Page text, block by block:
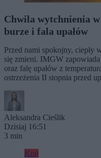
Chwila wytchnienia w
burze i fala upałów
Przed nami spokojny, ciepły
się zmieni. IMGW
oraz falę upałów z
ostrzeżenia II stopnia przed
Aleksandra Cieślik
Dzisiaj 16:51
3 min
Kraj